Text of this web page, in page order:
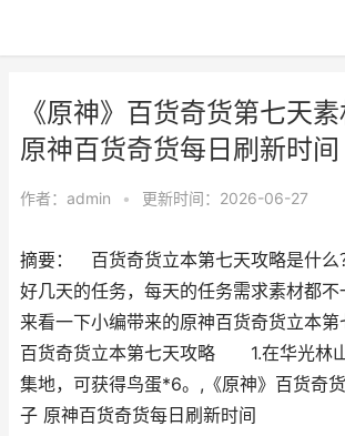
《原神》百货奇货第七天
原神百货奇货每日刷新时间
作者： admin • 更新时间：2026-06-27
摘要： 百货奇货立本第七天攻略是什么
好几天的任务，每天的任务需求素材都
来看一下小编带来的原神百货奇货立本
百货奇货立本第七天攻略 1.在华光林
集地，可获得鸟蛋*6。,《原神》百货奇
子 原神百货奇货每日刷新时间